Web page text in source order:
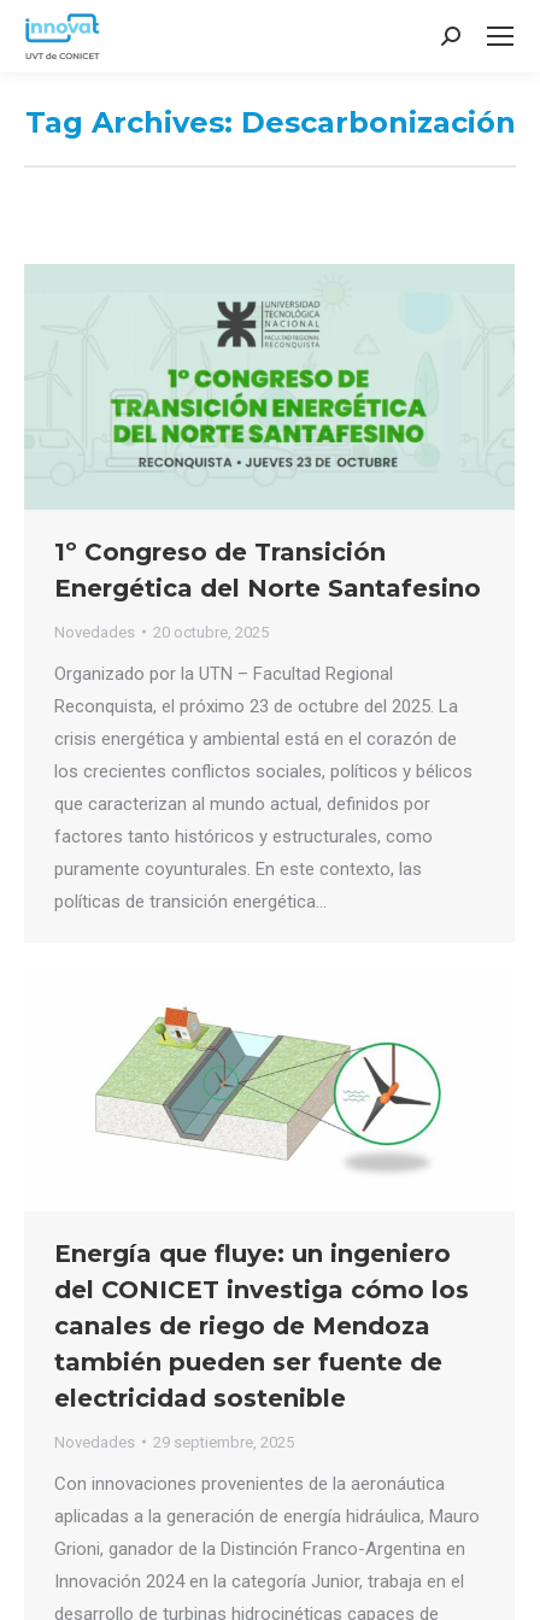
Search:
Tag Archives: Descarbonización
1º Congreso de Transición
Energética del Norte Santafesino
Novedades 20 octubre, 2025
Organizado por la UTN – Facultad Regional
Reconquista, el próximo 23 de octubre del 2025. La
crisis energética y ambiental está en el corazón de
los crecientes conflictos sociales, políticos y bélicos
que caracterizan al mundo actual, definidos por
factores tanto históricos y estructurales, como
puramente coyunturales. En este contexto, las
políticas de transición energética…
Energía que fluye: un ingeniero
del CONICET investiga cómo los
canales de riego de Mendoza
también pueden ser fuente de
electricidad sostenible
Novedades 29 septiembre, 2025
Con innovaciones provenientes de la aeronáutica
aplicadas a la generación de energía hidráulica, Mauro
Grioni, ganador de la Distinción Franco-Argentina en
Innovación 2024 en la categoría Junior, trabaja en el
desarrollo de turbinas hidrocinéticas capaces de